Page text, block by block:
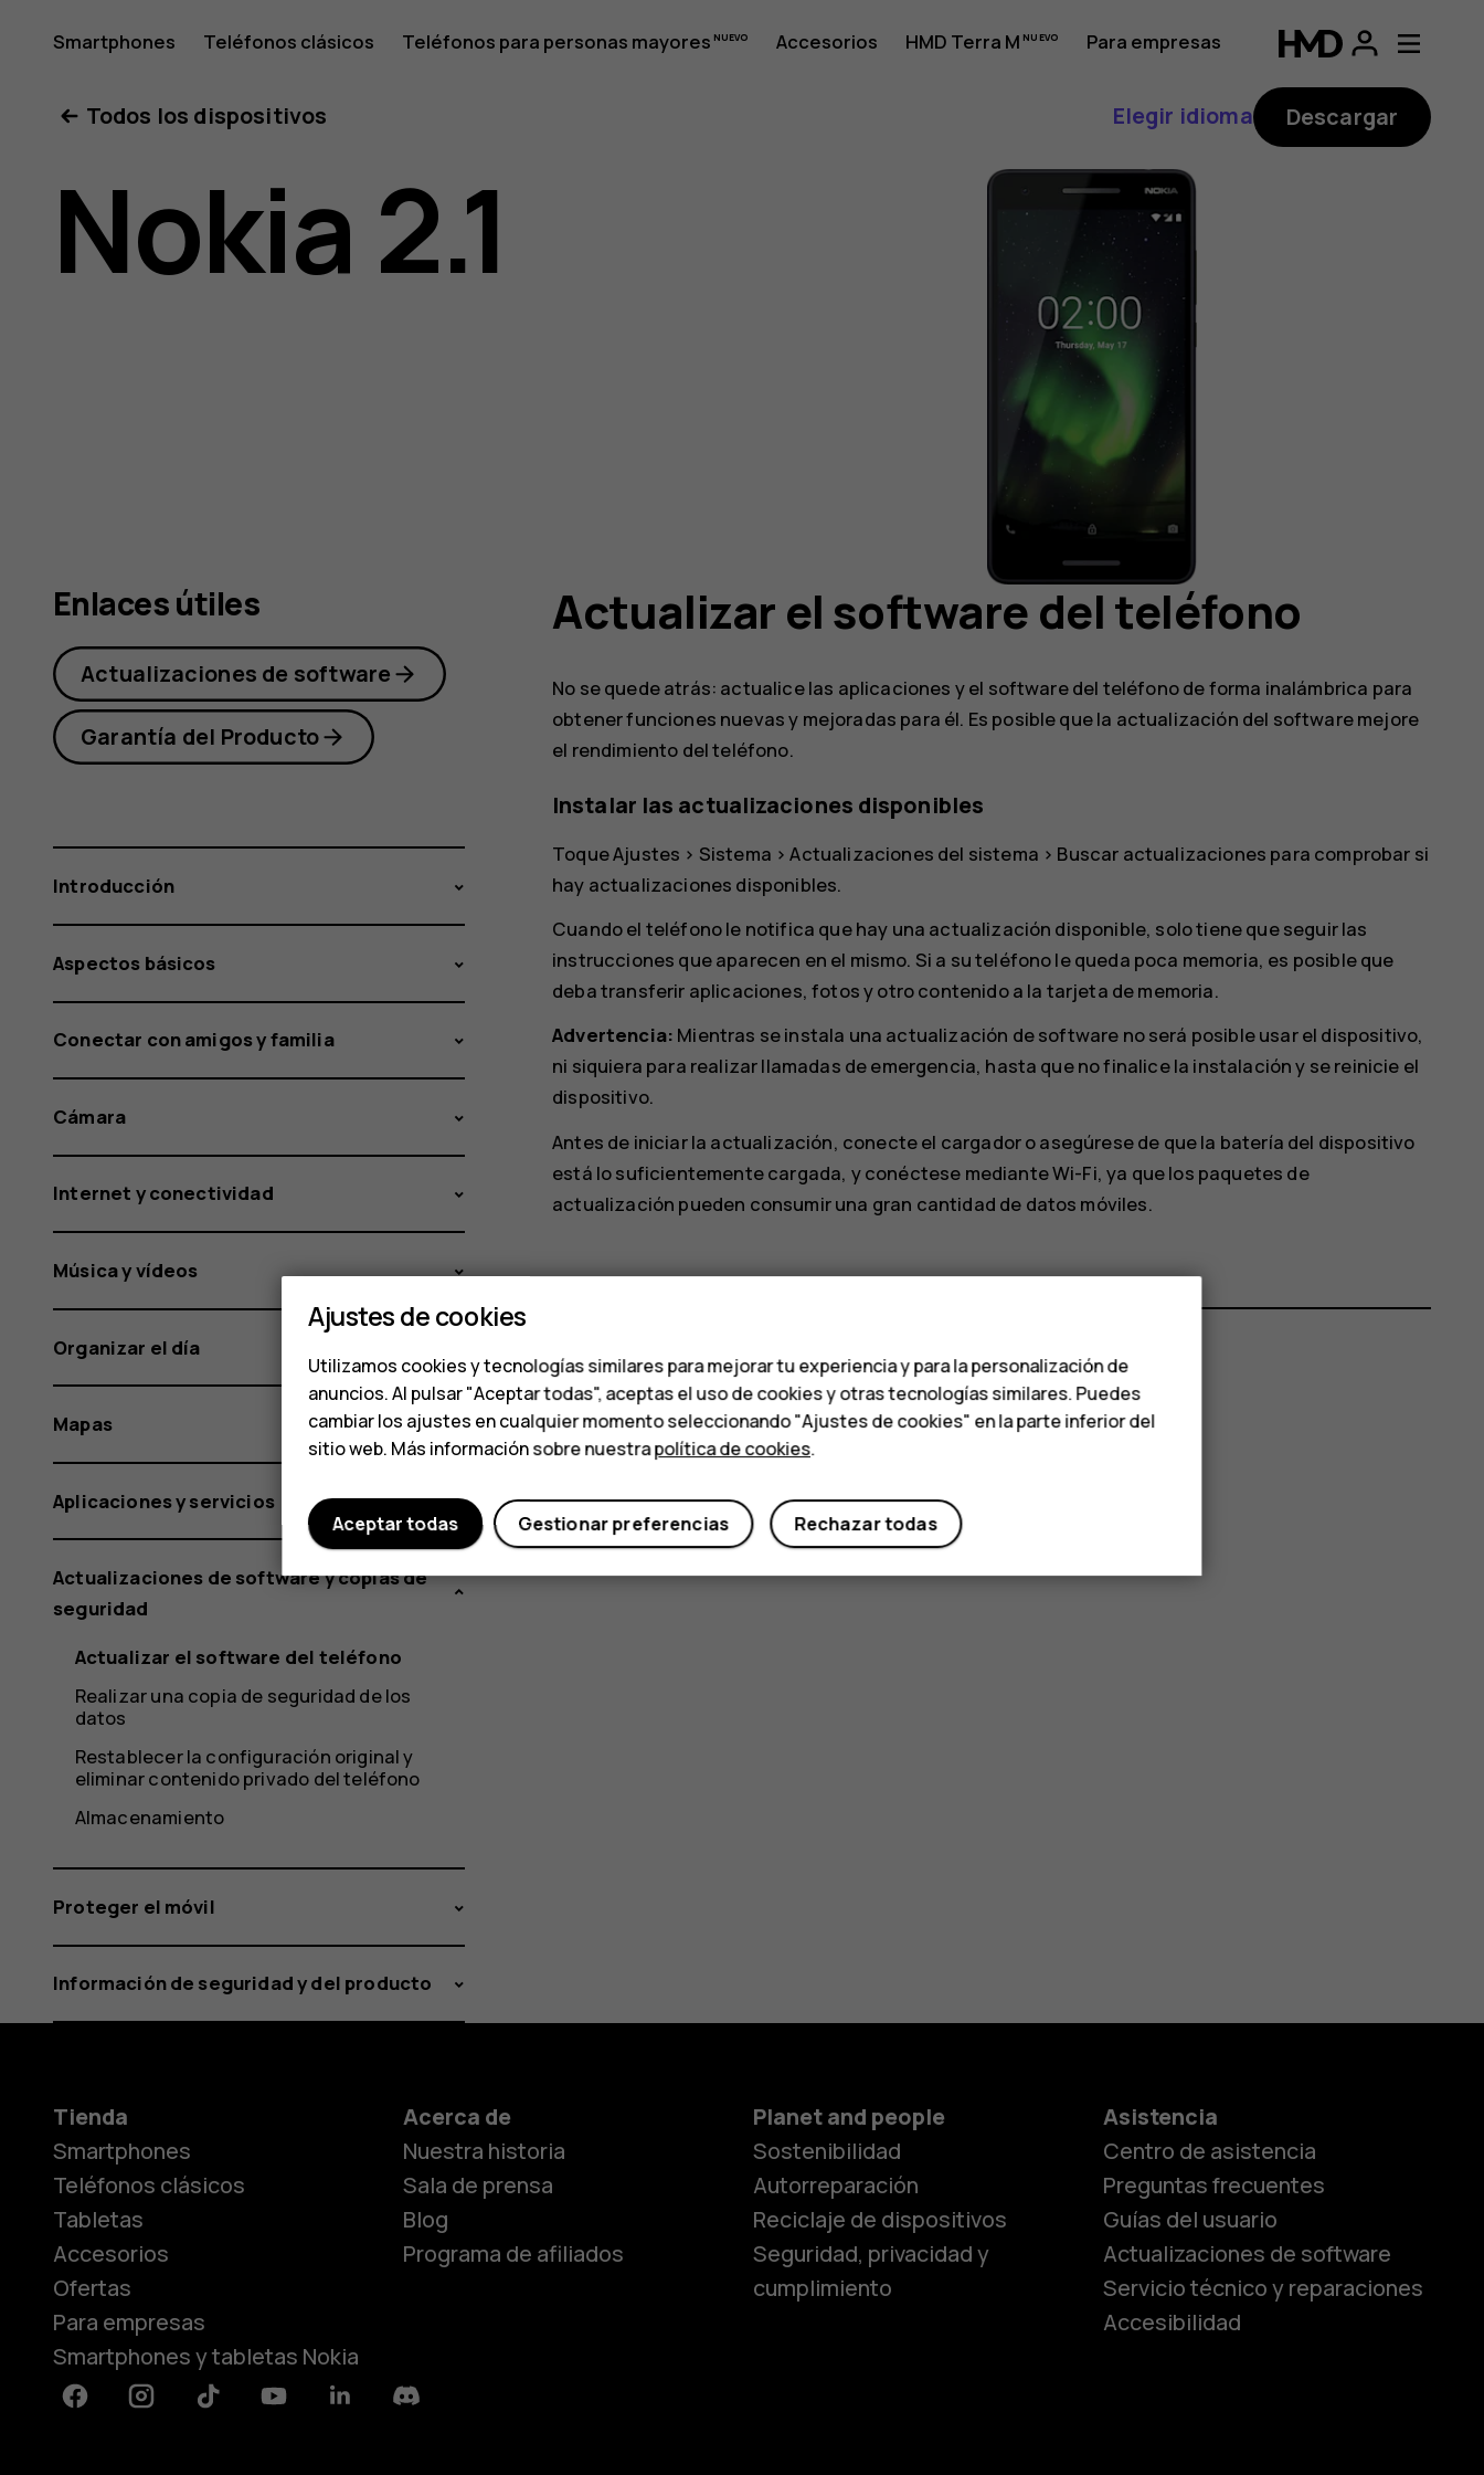
Guía
del
usuario
2.1
Smartphones Teléfonos clásicos Teléfonos para personas mayores Accesorios HMD Terra M
Para empresas
Smartphones
Teléfonos clásicos
Teléfonos para
Todos los dispositivos
Elegir idioma Descargar
Nokia 2.1
Actualizar el software del teléfono
No se quede atrás: actualice las aplicaciones y el software del teléfono de forma inalámbrica para
obtener funciones nuevas y mejoradas para él. Es posible que la actualización del software mejore
el rendimiento del teléfono.
Instalar las actualizaciones disponibles
ToqueAjustes > Sistema >Actualizaciones del sistema > Buscar actualizaciones para comprobar si
hay actualizaciones disponibles.
Cuando el teléfono le notifica que hay una actualización disponible, solo tiene que seguir las
instrucciones que aparecen en el mismo. Si a su teléfono le queda poca memoria, es posible que
deba transferir aplicaciones, fotos y otro contenido a la tarjeta de memoria.
Advertencia: Mientras se instala una actualización de software no será posible usar el dispositivo,
ni siquiera para realizar llamadas de emergencia, hasta que no finalice la instalación y se reinicie el
dispositivo.
Antes de iniciar la actualización, conecte el cargador o asegúrese de que la batería del dispositivo
está lo suficientemente cargada, y conéctese mediante Wi-Fi, ya que los paquetes de
actualización pueden consumir una gran cantidad de datos móviles.
¿Te ha parecido útil?
Sí No
Enlaces útiles
Actualizaciones de software
Garantía del Producto
Introducción
Aspectos básicos
Conectar con amigos y familia
Cámara
Internet y conectividad
Música y vídeos
Organizar el día
Mapas
Aplicaciones y servicios
Actualizaciones de software y copias de
seguridad
Actualizar el software del teléfono
Realizar una copia de seguridad de los
datos
Restablecer la configuración original y
eliminar contenido privado del teléfono
Almacenamiento
Proteger el móvil
Información de seguridad y del producto
Tienda
Smartphones
Teléfonos clásicos
Tabletas
Accesorios
Ofertas
Para empresas
Smartphones y tabletas Nokia
Acerca de
Nuestra historia
Sala de prensa
Blog
Programa de afiliados
Planet and people
Sostenibilidad
Autorreparación
Reciclaje de dispositivos
Seguridad, privacidad y
cumplimiento
Asistencia
Centro de asistencia
Preguntas frecuentes
Guías del usuario
Actualizaciones de software
Servicio técnico y reparaciones
Accesibilidad
FacebookInstagramTiktok YoutubeLinkedinDiscord
Ajustes de cookies
Utilizamos cookies y tecnologías similares para mejorar tu experiencia y para la personalización de
anuncios. Al pulsar "Aceptar todas", aceptas el uso de cookies y otras tecnologías similares. Puedes
cambiar los ajustes en cualquier momento seleccionando "Ajustes de cookies" en la parte inferior del
sitio web. Más información sobre nuestrapolítica de cookies.
Rechazar todas
Gestionar preferencias
Aceptar todas